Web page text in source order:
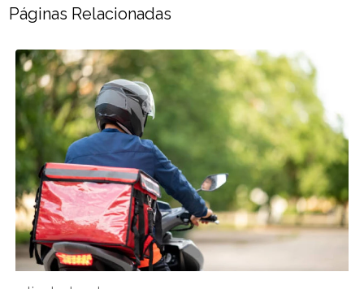
Páginas Relacionadas